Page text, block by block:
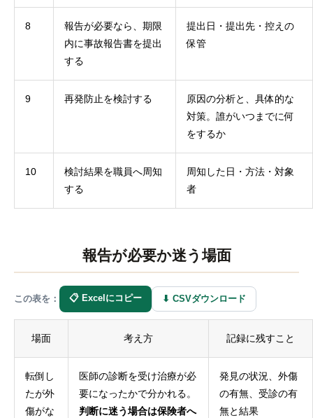
8
報告が必要なら、期限
内に事故報告書を提出
する
提出日・提出先・控えの
保管
9 再発防止を検討する
原因の分析と、具体的な
対策。誰がいつまでに何
をするか
10
検討結果を職員へ周知
する
周知した日・方法・対象
者
報告が必要か迷う場面
この表を： 📋 Excelにコピー ⬇ CSVダウンロード
場面 考え方 記録に残すこと
転倒し
たが外
傷がな
医師の診断を受け治療が必
要になったかで分かれる。
判断に迷う場合は保険者へ
発見の状況、外傷
の有無、受診の有
無と結果